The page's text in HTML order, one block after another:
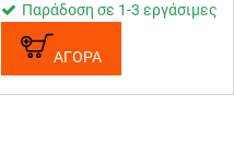
Παράδοση σε 1-3 εργάσιμες
ΑΓΟΡΑ